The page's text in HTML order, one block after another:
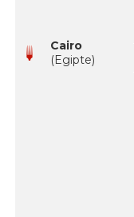
Cairo
(Egipte)